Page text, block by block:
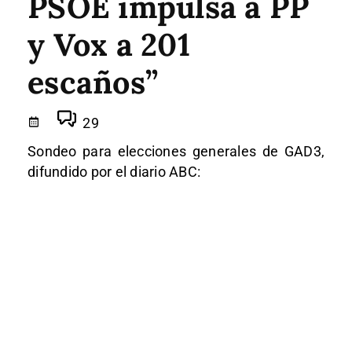
y Vox a 201
escaños”
29
Sondeo para elecciones generales de GAD3,
difundido por el diario ABC: